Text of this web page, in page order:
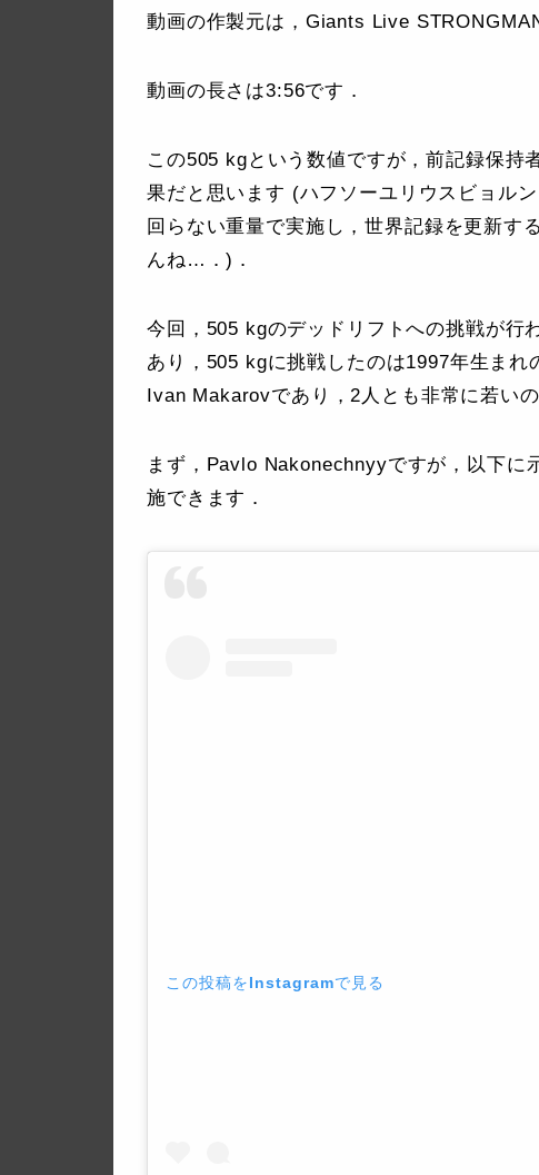
動画の作製元は，Giants Live
動画の長さは3:56です．
この505 kgという数値ですが，前記録保
果だと思います (ハフソーユリウスビョル
回らない重量で実施し，世界記録を更新す
んね…．)．
今回，505 kgのデッドリフトへの挑戦が
あり，505 kgに挑戦したのは1997年生まれ
van Makarovであり，2人とも非常に若い
まず， Pavlo Nakonechnyyですが，以下に
施できます．
この投稿をInstagramで見る